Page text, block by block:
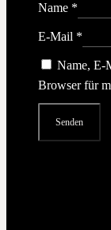
Name *
E-Mail *
Name, E-
Browser für